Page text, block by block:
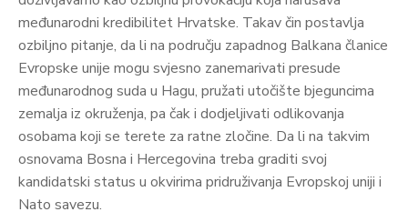
međunarodni kredibilitet Hrvatske. Takav čin postavlja
ozbiljno pitanje, da li na području zapadnog Balkana članice
Evropske unije mogu svjesno zanemarivati presude
međunarodnog suda u Hagu, pružati utočište bjeguncima
zemalja iz okruženja, pa čak i dodjeljivati odlikovanja
osobama koji se terete za ratne zločine. Da li na takvim
osnovama Bosna i Hercegovina treba graditi svoj
kandidatski status u okvirima pridruživanja Evropskoj uniji i
Nato savezu.